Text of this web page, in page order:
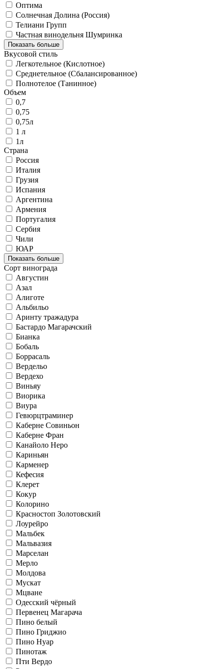
Оптима
Солнечная Долина (Россия)
Телиани Групп
Частная винодельня Шумринка
Показать больше
Вкусовой стиль
Легкотельное (Кислотное)
Среднетельное (Сбалансированное)
Полнотелое (Танинное)
Объем
0,7
0,75
0,75л
1 л
1л
Страна
Россия
Италия
Грузия
Испания
Аргентина
Армения
Португалия
Сербия
Чили
ЮАР
Показать больше
Сорт винограда
Августин
Азал
Алиготе
Альбильо
Аринту тражадура
Бастардо Магарачский
Бианка
Бобаль
Боррасаль
Вердельо
Вердехо
Виньяу
Виорика
Виура
Гевюрцтраминер
Каберне Совиньон
Каберне Фран
Канайоло Неро
Кариньян
Карменер
Кефесия
Клерет
Кокур
Колорино
Красностоп Золотовский
Лоурейро
Мальбек
Мальвазия
Марселан
Мерло
Молдова
Мускат
Мцване
Одесский чёрный
Первенец Магарача
Пино белый
Пино Гриджио
Пино Нуар
Пинотаж
Пти Вердо